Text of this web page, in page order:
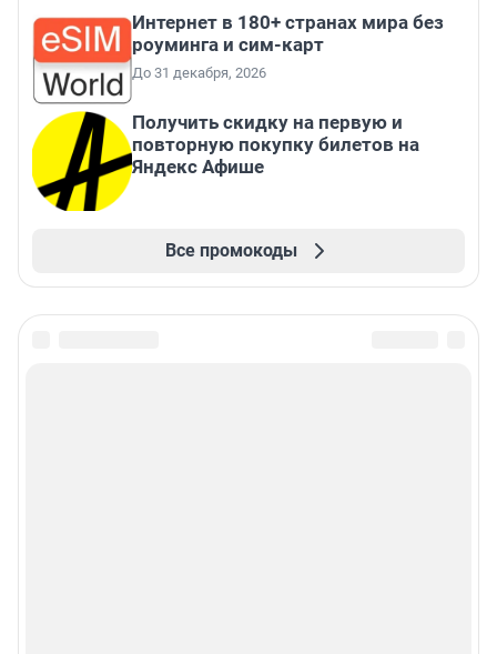
Интернет в 180+ странах мира без
роуминга и сим-карт
До 31 декабря, 2026
Получить скидку на первую и
повторную покупку билетов на
Яндекс Афише
Все промокоды